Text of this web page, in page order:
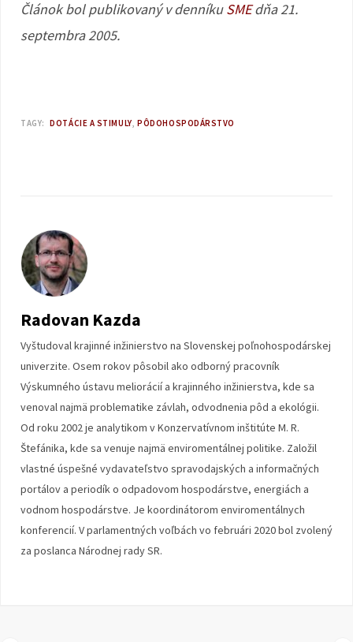
Článok bol publikovaný v denníkuSMEdňa 21.
septembra 2005.
TAGY: DOTÁCIE A STIMULY PÔDOHOSPODÁRSTVO
Radovan Kazda
Vyštudoval krajinné inžinierstvo na Slovenskej poľnohospodárskej
univerzite. Osem rokov pôsobil ako odborný pracovník
Výskumného ústavu meliorácií a krajinného inžinierstva, kde sa
venoval najmä problematike závlah, odvodnenia pôd a ekológii.
Od roku 2002 je analytikom v Konzervatívnom inštitúte M. R.
Štefánika, kde sa venuje najmä enviromentálnej politike. Založil
vlastné úspešné vydavateľstvo spravodajských a informačných
portálov a periodík o odpadovom hospodárstve, energiách a
vodnom hospodárstve. Je koordinátorom enviromentálnych
konferencií. V parlamentných voľbách vo februári 2020 bol zvolený
za poslanca Národnej rady SR.